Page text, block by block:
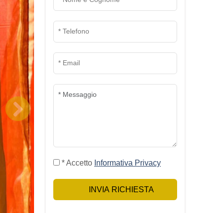
* Accetto Informativa Privacy
INVIA RICHIESTA